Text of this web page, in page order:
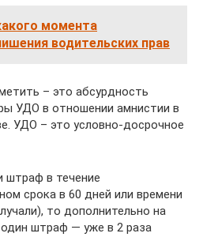
момента
водительских прав
– это абсурдность
УДО в отношении амнистии в
УДО – это условно-досрочное
штраф в течение
срока в 60 дней или времени
то дополнительно на
штраф — уже в 2 раза